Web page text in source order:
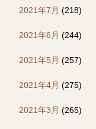
2021年7月 (218)
2021年6月 (244)
2021年5月 (257)
2021年4月 (275)
2021年3月 (265)